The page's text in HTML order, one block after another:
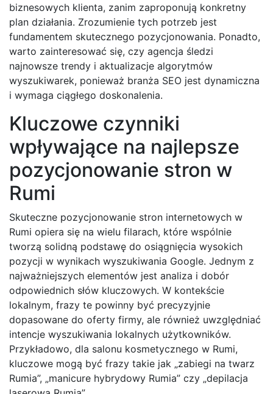
biznesowych klienta, zanim zaproponują konkretny
plan działania. Zrozumienie tych potrzeb jest
fundamentem skutecznego pozycjonowania. Ponadto,
warto zainteresować się, czy agencja śledzi
najnowsze trendy i aktualizacje algorytmów
wyszukiwarek, ponieważ branża SEO jest dynamiczna
i wymaga ciągłego doskonalenia.
Kluczowe czynniki
wpływające na najlepsze
pozycjonowanie stron w
Rumi
Skuteczne pozycjonowanie stron internetowych w
Rumi opiera się na wielu filarach, które wspólnie
tworzą solidną podstawę do osiągnięcia wysokich
pozycji w wynikach wyszukiwania Google. Jednym z
najważniejszych elementów jest analiza i dobór
odpowiednich słów kluczowych. W kontekście
lokalnym, frazy te powinny być precyzyjnie
dopasowane do oferty firmy, ale również uwzględniać
intencje wyszukiwania lokalnych użytkowników.
Przykładowo, dla salonu kosmetycznego w Rumi,
kluczowe mogą być frazy takie jak „zabiegi na twarz
Rumia”, „manicure hybrydowy Rumia” czy „depilacja